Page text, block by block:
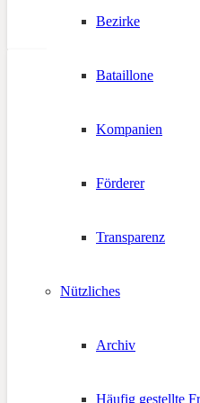
Bezirke
Bataillone
Kompanien
Förderer
Transparenz
Nützliches
Archiv
Häufig gestellte
2. Oktober
BOZEN
Oktober